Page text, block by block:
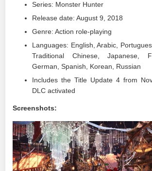
Series: Monster Hunter
Release date: August 9, 2018
Genre: Action role-playing
Languages: English, Arabic,
Traditional Chinese, Japanese,
German, Spanish, Korean, Russian
Includes the Title Update 4 from
DLC activated
Screenshots: